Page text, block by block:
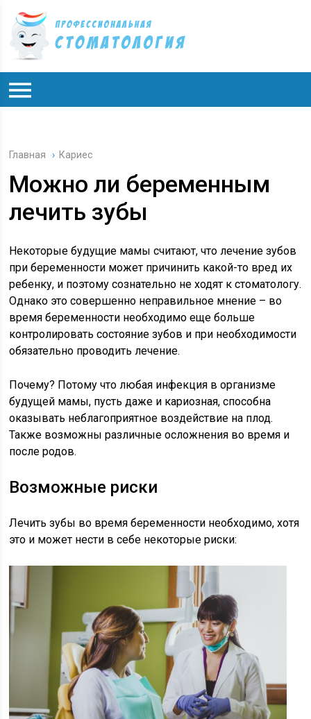
Главная › Кариес
Можно ли беременным
лечить зубы
Некоторые будущие мамы считают, что лечение зубов
при беременности может причинить какой-то вред их
ребенку, и поэтому сознательно не ходят к стоматологу.
Однако это совершенно неправильное мнение – во
время беременности необходимо еще больше
контролировать состояние зубов и при необходимости
обязательно проводить лечение.
Почему? Потому что любая инфекция в организме
будущей мамы, пусть даже и кариозная, способна
оказывать неблагоприятное воздействие на плод.
Также возможны различные осложнения во время и
после родов.
Возможные риски
Лечить зубы во время беременности необходимо, хотя
это и может нести в себе некоторые риски: